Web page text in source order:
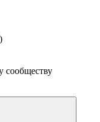
сообществу